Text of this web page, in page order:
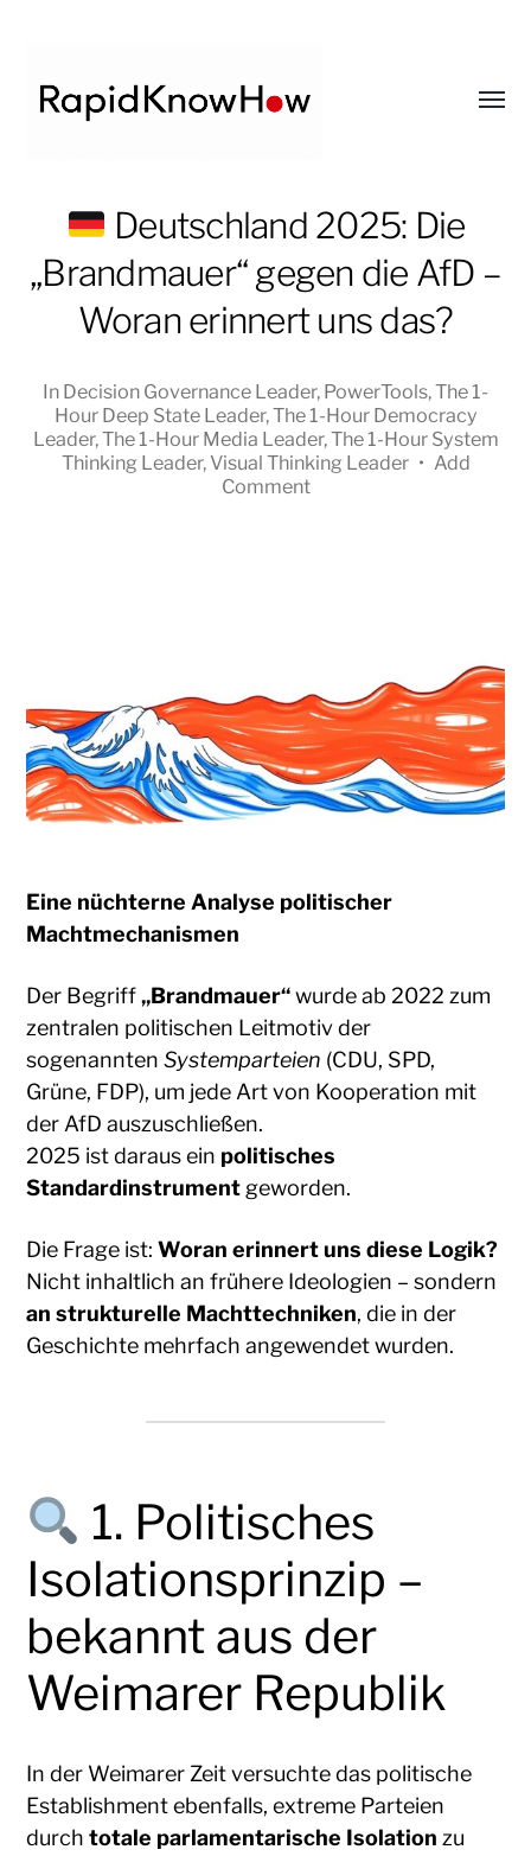
RapidKnowHow
DECISION
MASTER
Deutschland 2025: Die
„Brandmauer“ gegen die AfD –
Woran erinnert uns das?
In Decision Governance Leader, PowerTools,The 1-
Hour Deep State Leader,The 1-Hour Democracy
Leader,The 1-Hour Media Leader,The 1-Hour System
Thinking Leader, Visual Thinking Leader • Add
Comment
Eine nüchterne Analyse politischer
Machtmechanismen
Der Begriff„Brandmauer“wurde ab 2022 zum
zentralen politischen Leitmotiv der
sogenanntenSystemparteien (CDU, SPD,
Grüne, FDP), um jede Art von Kooperation mit
der AfD auszuschließen.
2025 ist daraus ein politisches
Standardinstrument geworden.
Die Frage ist:Woran erinnert uns diese Logik?
Nicht inhaltlich an frühere Ideologien – sondern
an strukturelle Machttechniken, die in der
Geschichte mehrfach angewendet wurden.
1. Politisches
Isolationsprinzip –
bekannt aus der
Weimarer Republik
In der Weimarer Zeit versuchte das politische
Establishment ebenfalls, extreme Parteien
durchtotale parlamentarische Isolation zu